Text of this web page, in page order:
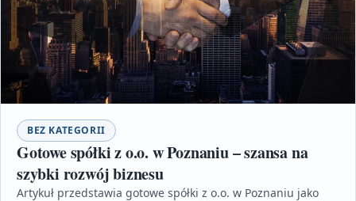
BEZ KATEGORII
Gotowe spółki z o.o. w Poznaniu – szansa na
szybki rozwój biznesu
Artykuł przedstawia gotowe spółki z o.o. w Poznaniu jako